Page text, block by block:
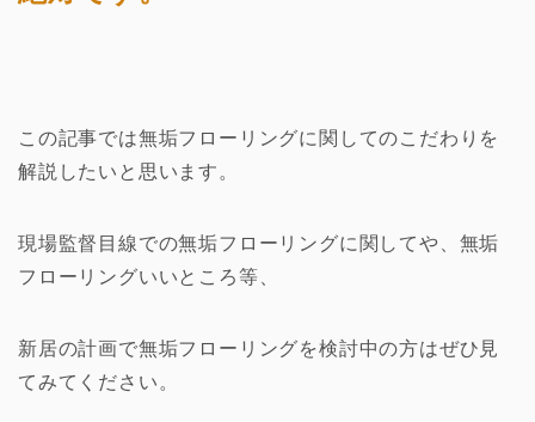
この記事では無垢フローリングに関してのこだわりを
解説したいと思います。
現場監督目線での無垢フローリングに関してや、無垢
フローリングいいところ等、
新居の計画で無垢フローリングを検討中の方はぜひ見
てみてください。